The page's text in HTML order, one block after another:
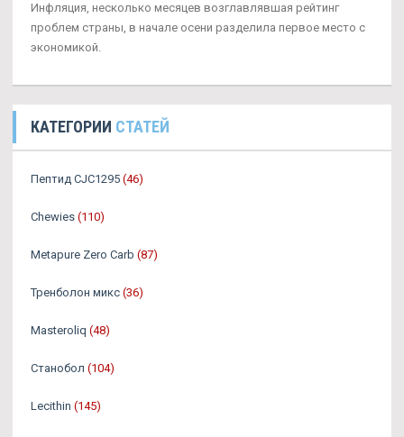
Инфляция, несколько месяцев возглавлявшая рейтинг
проблем страны, в начале осени разделила первое место с
экономикой.
КАТЕГОРИИ СТАТЕЙ
Пептид CJC1295 (46)
Chewies (110)
Metapure Zero Carb (87)
Тренболон микс (36)
Masteroliq (48)
Станобол (104)
Lecithin (145)